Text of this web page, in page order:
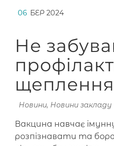
06 БЕР 2024
Не
щеплення
Новини, Новини закладу
Вакцина навчає
розпізнавати та